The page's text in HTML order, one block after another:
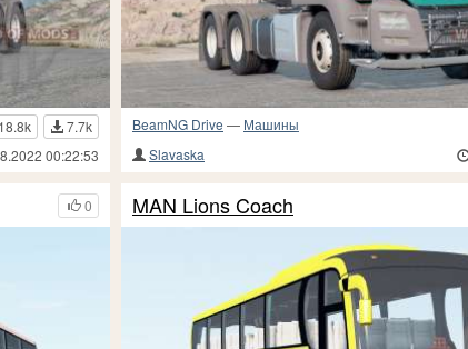
18.8k
7.7k
00:22:53
BeamNG Drive — Машины
Slavaska
0 MAN Lions Coach